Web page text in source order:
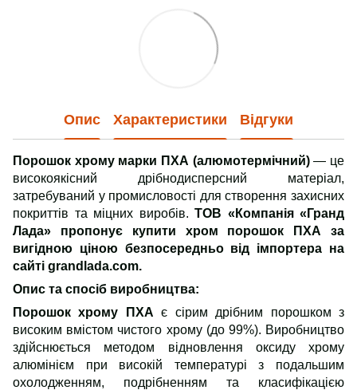
Опис Характеристики Відгуки
Порошок хрому марки ПХА (алюмотермічний)— це
високоякісний дрібнодисперсний матеріал,
затребуваний у промисловості для створення захисних
покриттів та міцних виробів. ТОВ «Компанія «Гранд
Лада» пропонує купити хром порошок ПХА за
вигідною ціною безпосередньо від імпортера на
сайті grandlada.com.
Опис та спосіб виробництва:
Порошок хрому ПХАє сірим дрібним порошком з
високим вмістом чистого хрому (до 99%). Виробництво
здійснюється методом відновлення оксиду хрому
алюмінієм при високій температурі з подальшим
охолодженням, подрібненням та класифікацією